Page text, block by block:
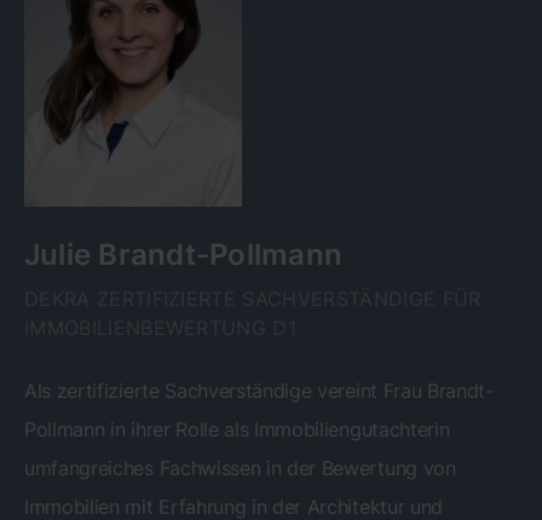
Julie Brandt-Pollmann
Als zertifizierte Sachverständige vereint Frau Brandt-
Pollmann in ihrer Rolle als Immobiliengutachterin
umfangreiches Fachwissen in der Bewertung von
Immobilien mit Erfahrung in der Architektur und